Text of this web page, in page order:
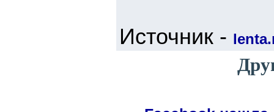
Источник -